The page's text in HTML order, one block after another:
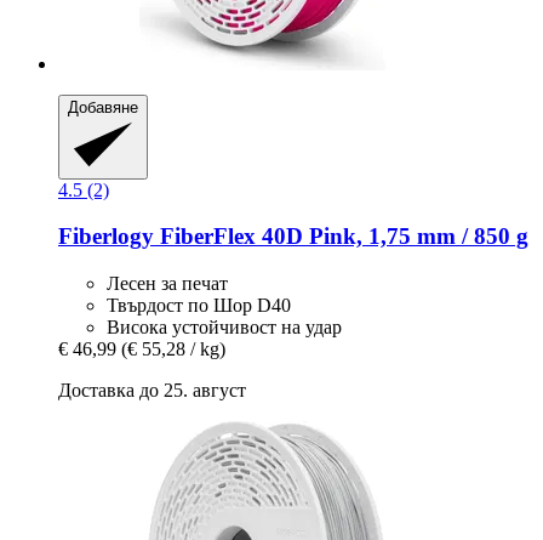
Добавяне
4.5 (2)
Fiberlogy FiberFlex 40D Pink, 1,75 mm / 850 g
Лесен за печат
Твърдост по Шор D40
Висока устойчивост на удар
€ 46,99 (€ 55,28 / kg)
Доставка до 25. август